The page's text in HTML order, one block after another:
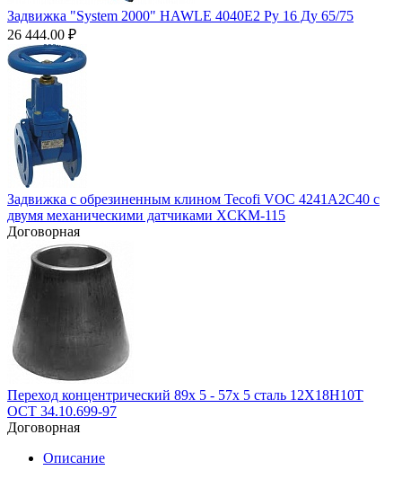
Задвижка "System 2000" HAWLE 4040Е2 Ру 16 Ду 65/75
26 444.00 ₽
Задвижка с обрезиненным клином Tecofi VOC 4241A2C40 с
двумя механическими датчиками XCKM-115
Договорная
Переход концентрический 89х 5 - 57х 5 сталь 12Х18Н10Т
ОСТ 34.10.699-97
Договорная
Описание